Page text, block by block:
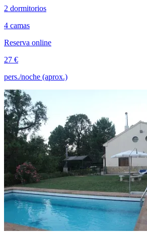
2 dormitorios
4 camas
Reserva online
27 €
pers./noche (aprox.)